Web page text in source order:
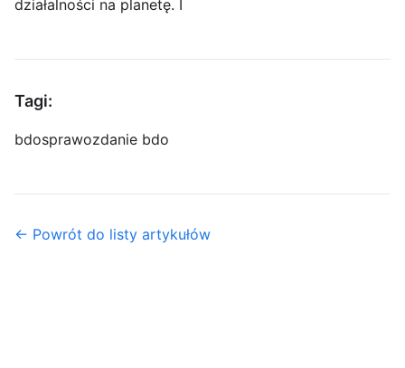
działalności na planetę. I
Tagi:
bdosprawozdanie bdo
← Powrót do listy artykułów